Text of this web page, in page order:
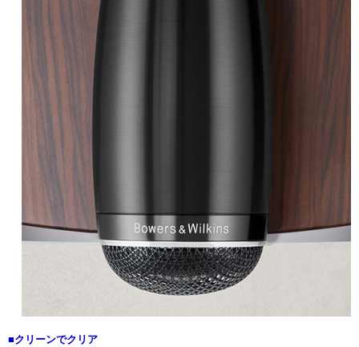
■クリーンでクリア